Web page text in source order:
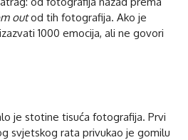
outod tih fotografija. Ako je
1000 emocija, ali ne govori
je stotine tisuća fotografija. Prvi
svjetskog rata privukao je gomilu